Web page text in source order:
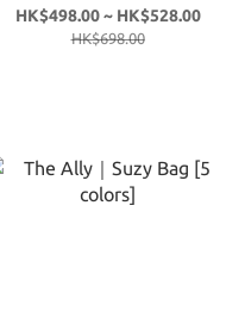
HK$498.00 ~ HK$528.00
HK$698.00